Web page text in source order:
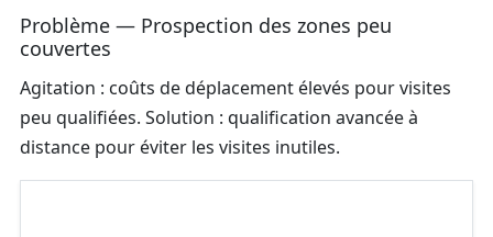
Problème — Prospection des zones peu
couvertes
Agitation : coûts de déplacement élevés pour visites
peu qualifiées. Solution : qualification avancée à
distance pour éviter les visites inutiles.